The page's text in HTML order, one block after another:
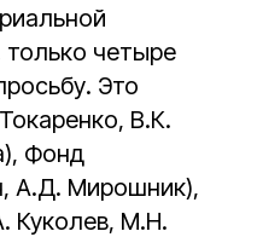
только четыре
Это
В.К.
Фонд
А.Д. Мирошник),
Куколев, М.Н.